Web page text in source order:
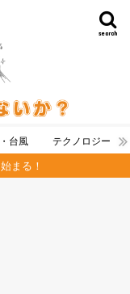
search
台風 テクノロジー
まる！